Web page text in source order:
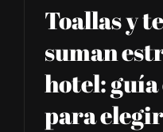
Toallas y
suman
hotel:
para